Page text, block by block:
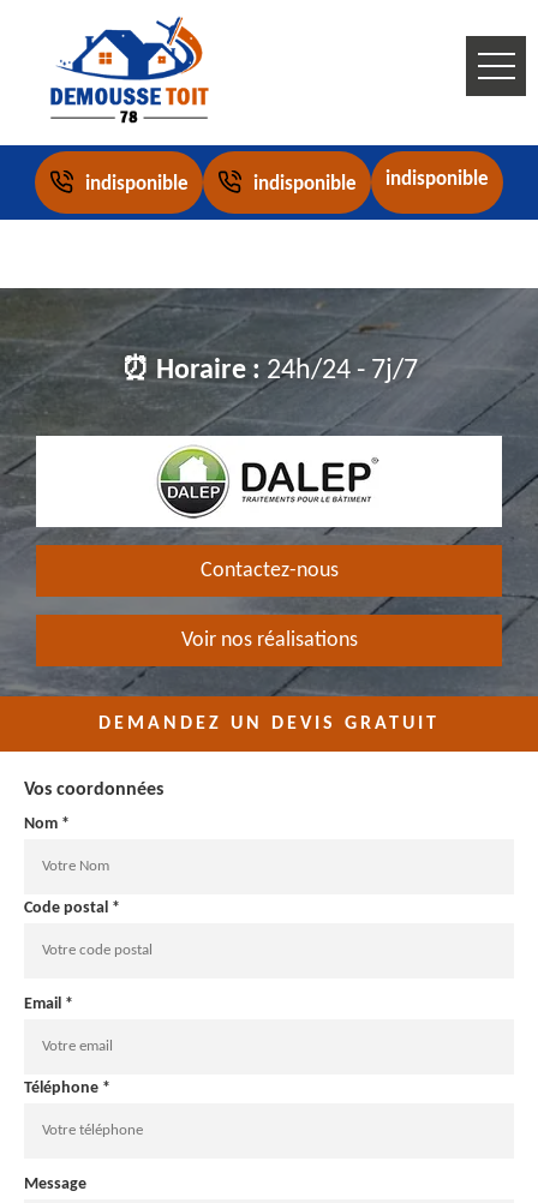
indisponible indisponible indisponible
⏰ Horaire : 24h/24 - 7j/7
Contactez-nous
Voir nos réalisations
DEMANDEZ UN DEVIS GRATUIT
Vos coordonnées
Nom *
Code postal *
Email *
Téléphone *
Message